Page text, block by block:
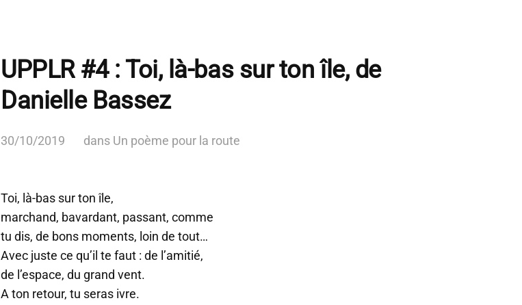
UPPLR #4 : Toi, là-bas sur ton île, de
Danielle Bassez
30/10/2019 dans Un poème pour la route
Toi, là-bas sur ton île,
marchand, bavardant, passant, comme
tu dis, de bons moments, loin de tout…
Avec juste ce qu’il te faut : de l’amitié,
de l’espace, du grand vent.
A ton retour, tu seras ivre.